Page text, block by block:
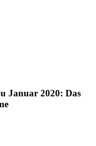
Januar 2020: Das